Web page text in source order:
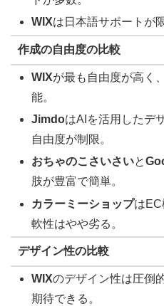
WIXは日本語サポートが
作成の自由度の比較
WIXが最も自由度が高く
能。
JimdoはAIを活用したデ
自由度が制限。
おちゃのこさいさいと
肢が豊富で簡単。
カラーミーショップはEC
軟性はやや劣る。
デザイン性の比較
WIXのデザイン性は圧倒
期待できる。